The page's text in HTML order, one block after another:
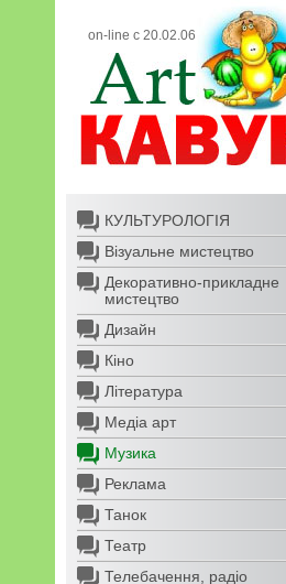
on-line с 20.02.06
КУЛЬТУРОЛОГІЯ
Візуальне мистецтво
Декоративно-прикладне
мистецтво
Дизайн
Кіно
Література
Медіа арт
Музика
Реклама
Танок
Театр
Телебачення, радіо